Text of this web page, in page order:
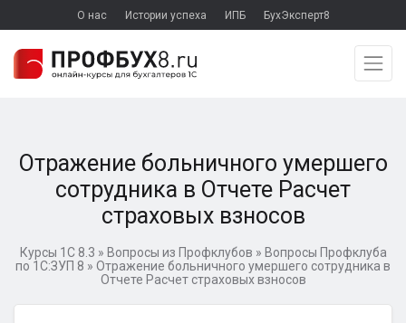
О нас Истории успеха ИПБ БухЭксперт8
Отражение больничного умершего
сотрудника в Отчете Расчет
страховых взносов
Курсы 1С 8.3 » Вопросы из Профклубов » Вопросы Профклуба
по 1С:ЗУП 8 » Отражение больничного умершего сотрудника в
Отчете Расчет страховых взносов